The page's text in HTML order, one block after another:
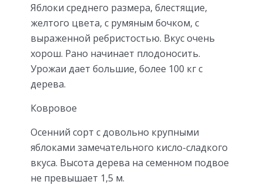
Яблоки среднего размера, блестящие,
желтого цвета, с румяным бочком, с
выраженной ребристостью. Вкус очень
хорош. Рано начинает плодоносить.
Урожаи дает большие, более 100 кг с
дерева.
Ковровое
Осенний сорт с довольно крупными
яблоками замечательного кисло-сладкого
вкуса. Высота дерева на семенном подвое
не превышает 1,5 м.